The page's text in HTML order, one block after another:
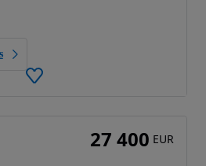
27 400 EUR